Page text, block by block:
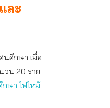
ละ
นศึกษา เมื่อ
วน 20 ราย
กษา ไฟไหม้